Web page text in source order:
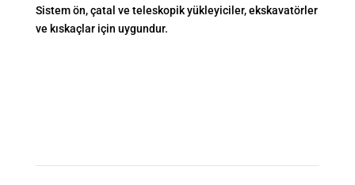
Sistem ön, çatal ve teleskopik yükleyiciler, ekskavatörler
ve kıskaçlar için uygundur.